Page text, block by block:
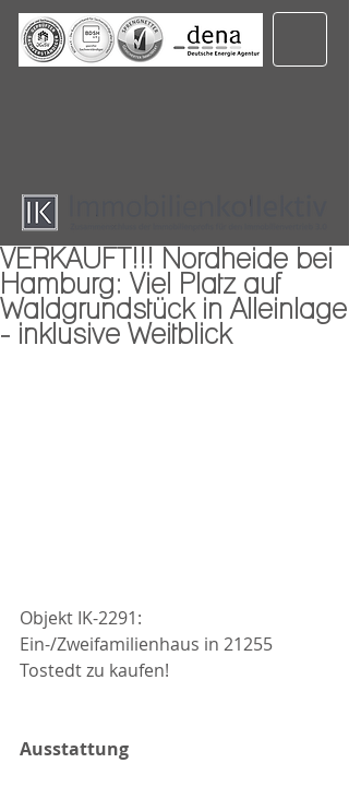
VERKAUFT!!! Nordheide bei
Hamburg: Viel Platz auf
Waldgrundstück in Alleinlage
- inklusive Weitblick
Objekt IK-2291:
Ein-/Zweifamilienhaus in 21255
Tostedt zu kaufen!
Ausstattung